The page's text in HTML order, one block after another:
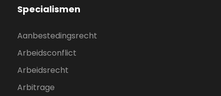
Specialismen
Aanbestedingsrecht
Arbeidsconflict
Arbeidsrecht
Arbitrage